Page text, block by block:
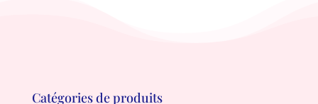
Catégories de produits